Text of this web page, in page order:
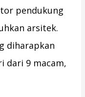
pendukung
arsitek.
diharapkan
dari 9 macam,